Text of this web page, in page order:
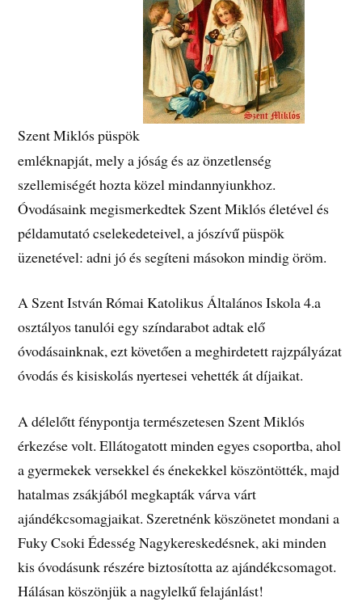
Szent Miklós püspök
emléknapját, mely a jóság és az önzetlenség
szellemiségét hozta közel mindannyiunkhoz.
Óvodásaink megismerkedtek Szent Miklós életével és
példamutató cselekedeteivel, a jószívű püspök
üzenetével: adni jó és segíteni másokon mindig öröm.
A Szent István Római Katolikus Általános Iskola 4.a
osztályos tanulói egy színdarabot adtak elő
óvodásainknak, ezt követően a meghirdetett rajzpályázat
óvodás és kisiskolás nyertesei vehették át díjaikat.
A délelőtt fénypontja természetesen Szent Miklós
érkezése volt. Ellátogatott minden egyes csoportba, ahol
a gyermekek versekkel és énekekkel köszöntötték, majd
hatalmas zsákjából megkapták várva várt
ajándékcsomagjaikat. Szeretnénk köszönetet mondani a
Fuky Csoki Édesség Nagykereskedésnek, aki minden
kis óvodásunk részére biztosította az ajándékcsomagot.
Hálásan köszönjük a nagylelkű felajánlást!